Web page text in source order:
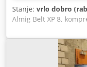
Stanje: vrlo dobro
Almig Belt XP 8,
proizvodnje: 2021
8 bara: 1 m³/min
800x670x1100 mm
opterećenja: 4755